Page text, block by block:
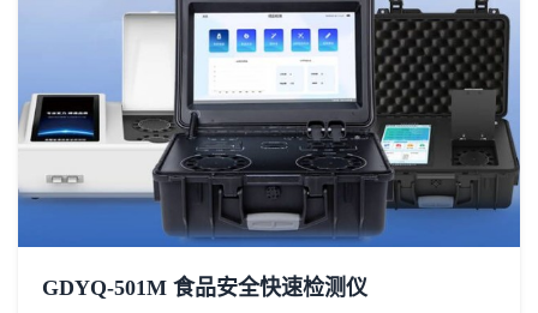
GDYQ-501M 食品安全快速检测仪